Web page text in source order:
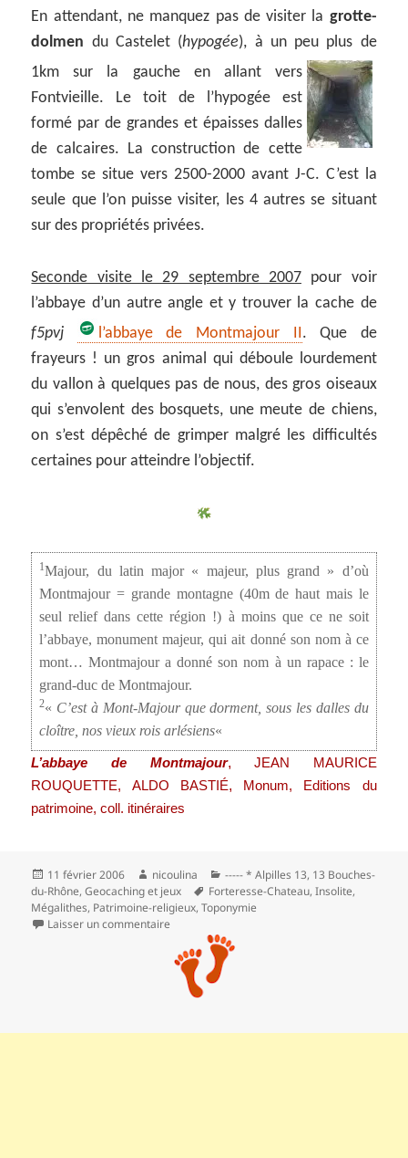
En attendant, ne manquez pas de visiter la grotte-
dolmen du Castelet (hypogée), à un peu plus de
1km sur la gauche en allant vers
Fontvieille. Le toit de l’hypogée est
formé par de grandes et épaisses dalles
de calcaires. La construction de cette
tombe se situe vers 2500-2000 avant J-C. C’est la
seule que l’on puisse visiter, les 4 autres se situant
sur des propriétés privées.
Seconde visite le 29 septembre 2007pour voir
l’abbaye d’un autre angle et y trouver la cache de
f5pvj
l’abbaye de Montmajour II .Que de
frayeurs ! un gros animal qui déboule lourdement
du vallon à quelques pas de nous, des gros oiseaux
qui s’envolent des bosquets, une meute de chiens,
on s’est dépêché de grimper malgré les difficultés
certaines pour atteindre l’objectif.
1Majour, du latin major « majeur, plus grand » d’où
Montmajour = grande montagne (40m de haut mais le
seul relief dans cette région !) à moins que ce ne soit
l’abbaye, monument majeur, qui ait donné son nom à ce
mont… Montmajour a donné son nom à un rapace : le
grand-duc de Montmajour.
2« C’est à Mont-Majour que dorment, sous les dalles du
cloître, nos vieux rois arlésiens«
L’abbaye de Montmajour,JEAN MAURICE
ROUQUETTE, ALDO BASTIÉ,
Monum, Editions du
patrimoine, coll. itinéraires
Publié
le
11 février 2006 Auteur
nicoulina Catégories
----- * Alpilles 13, 13 Bouches-
du-Rhône,Geocaching et jeux Mots-
clés
Forteresse-Chateau,Insolite,
Mégalithes, Patrimoine-religieux,Toponymie
Laisser un commentairesur L’abbaye de Montmajour